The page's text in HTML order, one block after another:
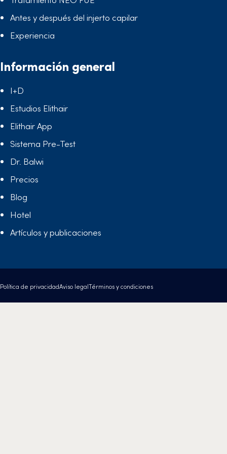
Antes y después del injerto capilar
Experiencia
Información general
I+D
Estudios Elithair
Elithair App
Sistema Pre-Test
Dr. Balwi
Precios
Blog
Hotel
Artículos y publicaciones
Política de privacidadAviso legalTérminos y condiciones